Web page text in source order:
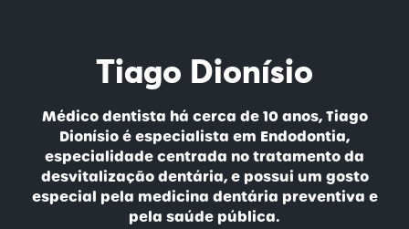
Tiago Dionísio
Médico dentista há cerca de 10 anos, Tiago
Dionísio é especialista em Endodontia,
especialidade centrada no tratamento da
desvitalização dentária, e possui um gosto
especial pela medicina dentária preventiva e
pela saúde pública.